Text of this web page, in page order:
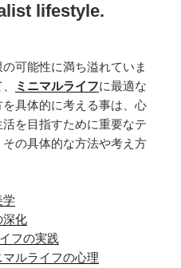
lifestyle.
可能性に満ち溢れていま
ミニマルライフに最適な
を具体的に考える事は、心
活を目指すために重要なテ
の具体的な方法や考え方
学
深化
フの実践
ルライフの心理